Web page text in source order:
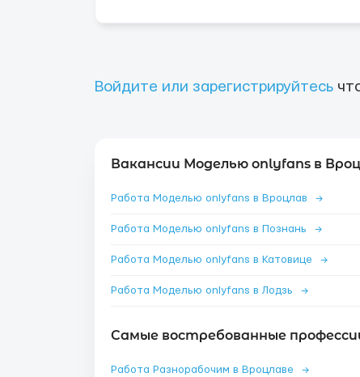
Войдите или зарегистрируйтесь
Вакансии Моделью onlyfans в
Работа Моделью onlyfans в Вроцлав →
Работа Моделью onlyfans в Познань →
Работа Моделью onlyfans в Катовице →
Работа Моделью onlyfans в Лодзь →
Самые востребованные
Работа Разнорабочим в Вроцлаве →